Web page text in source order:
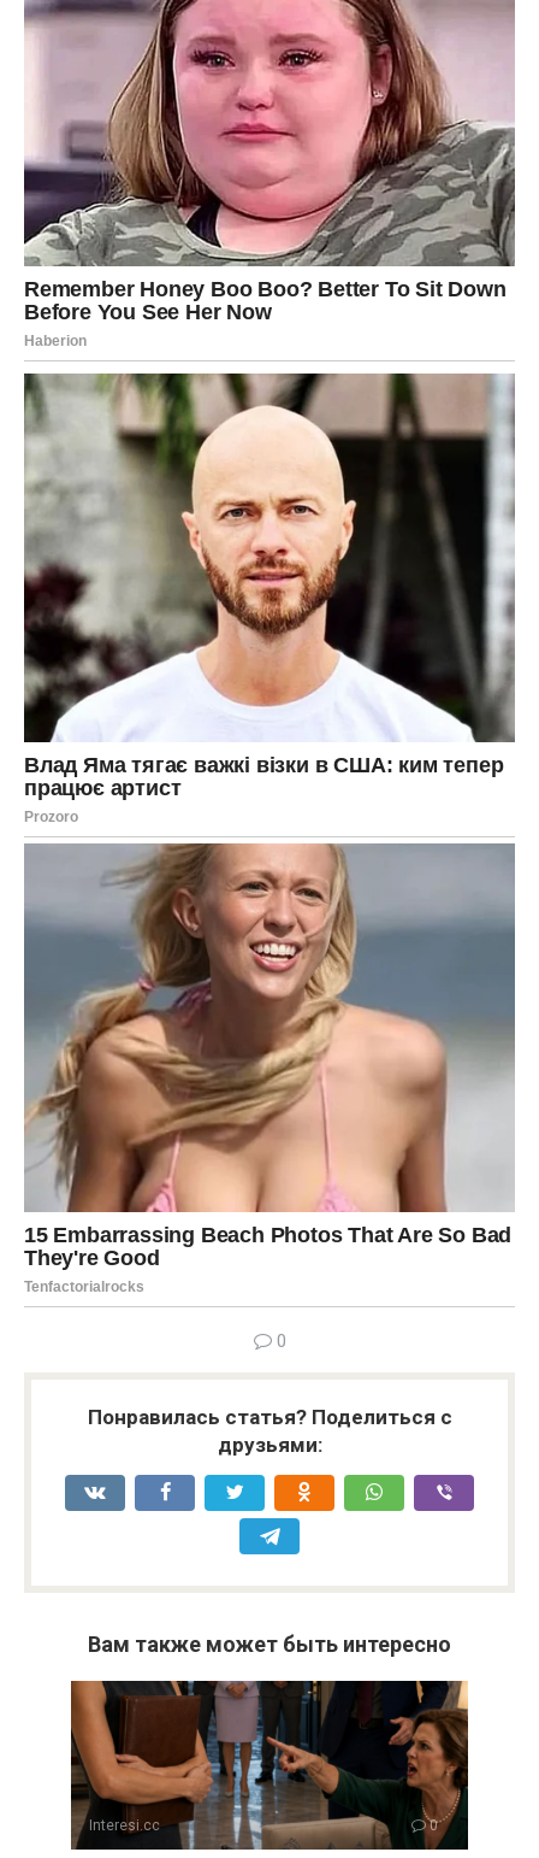
0
Понравилась статья? Поделиться с
друзьями:
Вам также может быть интересно
Interesi.cc 0